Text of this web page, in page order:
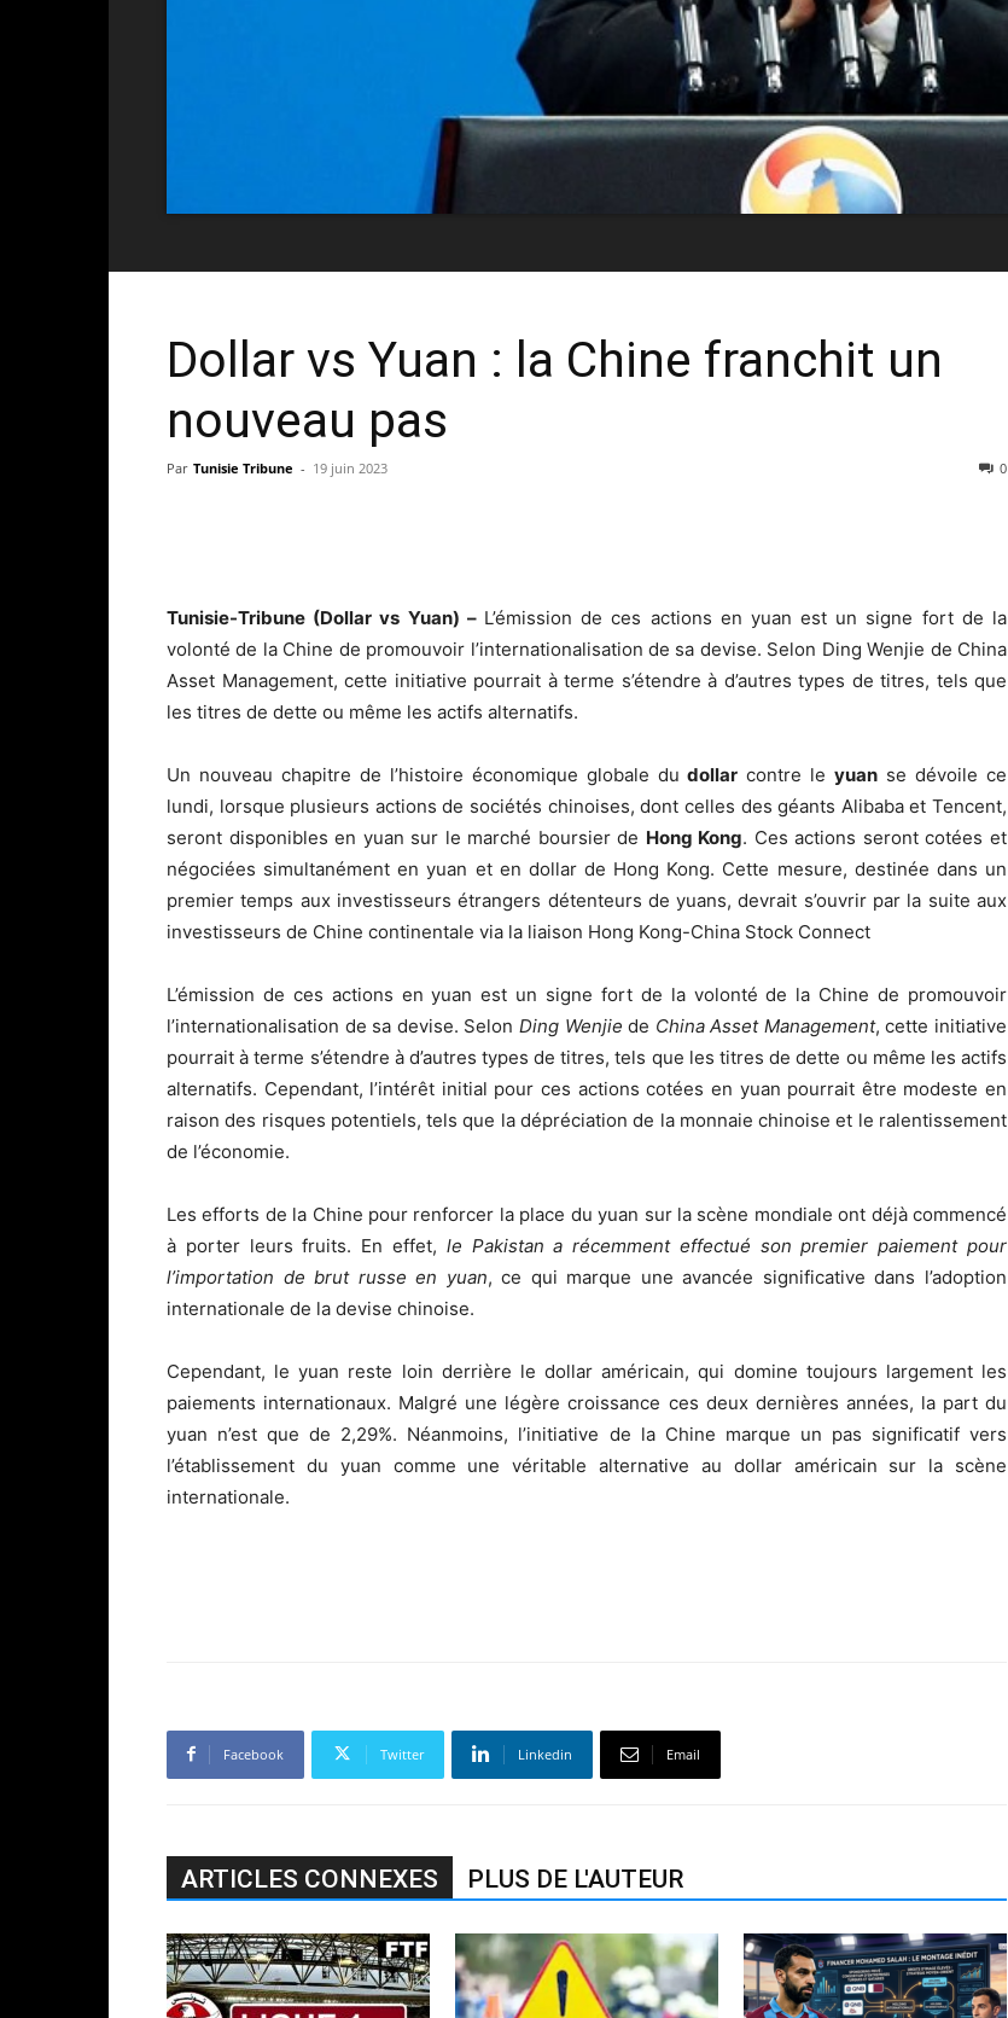
Dollar vs Yuan : la Chine franchit un
nouveau pas
Par Tunisie Tribune - 19 juin 2023 0
Tunisie-Tribune (Dollar vs Yuan) – L’émission de ces actions en yuan est un signe fort de la
volonté de la Chine de promouvoir l’internationalisation de sa devise. Selon Ding Wenjie de China
Asset Management, cette initiative pourrait à terme s’étendre à d’autres types de titres, tels que
les titres de dette ou même les actifs alternatifs.
Un nouveau chapitre de l’histoire économique globale dudollar contre leyuan se dévoile ce
lundi, lorsque plusieurs actions de sociétés chinoises, dont celles des géants Alibaba et Tencent,
seront disponibles en yuan sur le marché boursier de Hong Kong. Ces actions seront cotées et
négociées simultanément en yuan et en dollar de Hong Kong. Cette mesure, destinée dans un
premier temps aux investisseurs étrangers détenteurs de yuans, devrait s’ouvrir par la suite aux
investisseurs de Chine continentale via la liaison Hong Kong-China Stock Connect
L’émission de ces actions en yuan est un signe fort de la volonté de la Chine de promouvoir
l’internationalisation de sa devise. Selon Ding Wenjiede China Asset Management, cette initiative
pourrait à terme s’étendre à d’autres types de titres, tels que les titres de dette ou même les actifs
alternatifs. Cependant, l’intérêt initial pour ces actions cotées en yuan pourrait être modeste en
raison des risques potentiels, tels que la dépréciation de la monnaie chinoise et le ralentissement
de l’économie.
Les efforts de la Chine pour renforcer la place du yuan sur la scène mondiale ont déjà commencé
à porter leurs fruits. En effet, le Pakistan a récemment effectué son premier paiement pour
l’importation de brut russe en yuan, ce qui marque une avancée significative dans l’adoption
internationale de la devise chinoise.
Cependant, le yuan reste loin derrière le dollar américain, qui domine toujours largement les
paiements internationaux. Malgré une légère croissance ces deux dernières années, la part du
yuan n’est que de 2,29%. Néanmoins, l’initiative de la Chine marque un pas significatif vers
l’établissement du yuan comme une véritable alternative au dollar américain sur la scène
internationale.
Facebook Twitter Linkedin Email
ARTICLES CONNEXES PLUS DE L'AUTEUR